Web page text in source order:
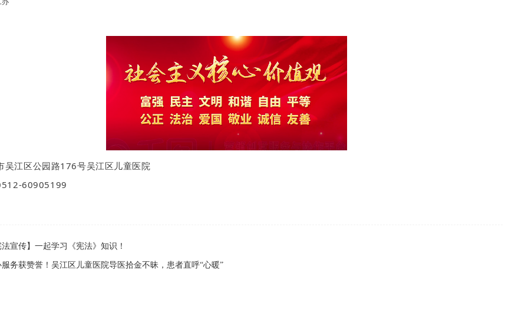
吴江区公园路176号吴江区儿童医院
60905199
宣传】一起学习《宪法》知识！
服务获赞誉！吴江区儿童医院导医拾金不昧，患者直呼“心暖”